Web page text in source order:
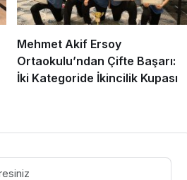
Mehmet Akif Ersoy
Ortaokulu’ndan Çifte Başarı:
İki Kategoride İkincilik Kupası